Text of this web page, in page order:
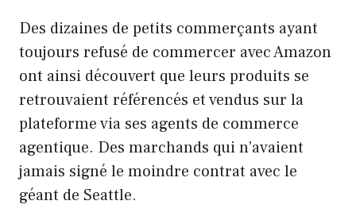
Des dizaines de petits commerçants ayant
toujours refusé de commercer avec Amazon
ont ainsi découvert que leurs produits se
retrouvaient référencés et vendus sur la
plateforme via ses agents de commerce
agentique. Des marchands qui n’avaient
jamais signé le moindre contrat avec le
géant de Seattle.